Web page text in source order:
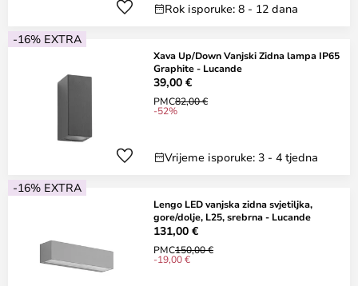
Rok isporuke: 8 - 12 dana
-16% EXTRA
Xava Up/Down Vanjski Zidna lampa IP65
Graphite - Lucande
39,00 €
PMC82,00 €
-52%
Vrijeme isporuke: 3 - 4 tjedna
-16% EXTRA
Lengo LED vanjska zidna svjetiljka,
gore/dolje, L25, srebrna - Lucande
131,00 €
PMC150,00 €
-19,00 €